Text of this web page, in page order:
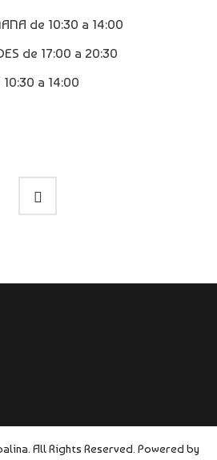
de 10:30 a 14:00
de 17:00 a 20:30
10:30 a 14:00
All Rights Reserved. Powered by